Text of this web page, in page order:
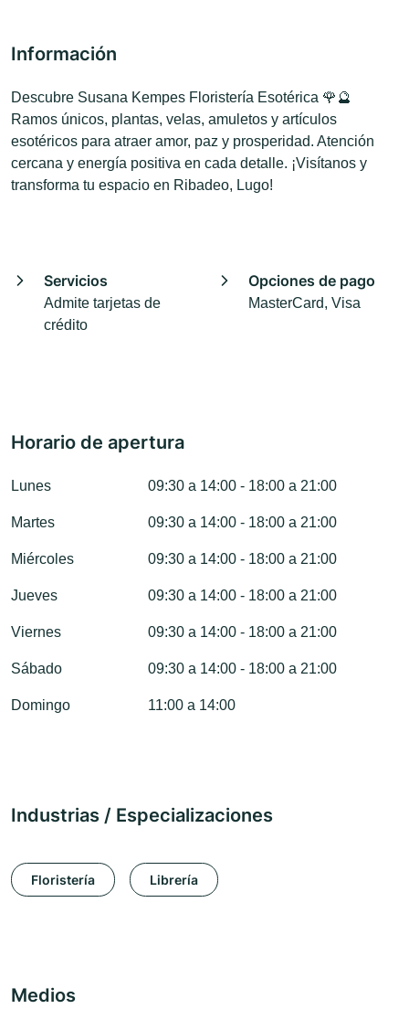
Información
Descubre Susana Kempes Floristería Esotérica 🌹🔮
Ramos únicos, plantas, velas, amuletos y artículos
esotéricos para atraer amor, paz y prosperidad. Atención
cercana y energía positiva en cada detalle. ¡Visítanos y
transforma tu espacio en Ribadeo, Lugo!
Servicios
Admite tarjetas de
crédito
Opciones de pago
MasterCard, Visa
Horario de apertura
Lunes 09:30 a 14:00 - 18:00 a 21:00
Martes 09:30 a 14:00 - 18:00 a 21:00
Miércoles 09:30 a 14:00 - 18:00 a 21:00
Jueves 09:30 a 14:00 - 18:00 a 21:00
Viernes 09:30 a 14:00 - 18:00 a 21:00
Sábado 09:30 a 14:00 - 18:00 a 21:00
Domingo 11:00 a 14:00
Industrias / Especializaciones
Floristería Librería
Medios